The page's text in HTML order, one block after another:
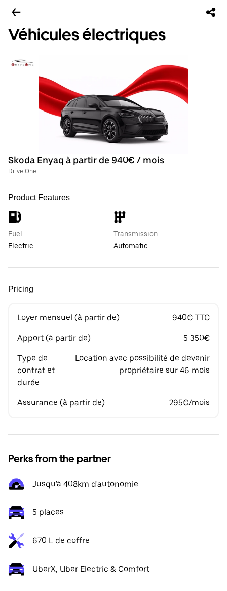
Véhicules électriques
Skoda Enyaq à partir de 940€ / mois
Drive One
Product Features
Fuel
Electric
Transmission
Automatic
Pricing
Loyer mensuel (à partir de) 940€ TTC
Apport (à partir de) 5 350€
Type de
contrat et
durée
Location avec possibilité de devenir
propriétaire sur 46 mois
Assurance (à partir de) 295€/mois
Perks from the partner
Jusqu'à 408km d'autonomie
5 places
670 L de coffre
UberX, Uber Electric & Comfort